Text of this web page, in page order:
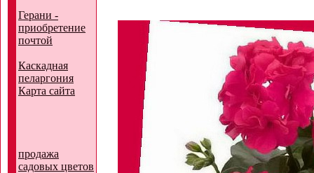
Герани -
приобретение
почтой
Каскадная
пеларгония
Карта сайта
продажа
садовых цветов